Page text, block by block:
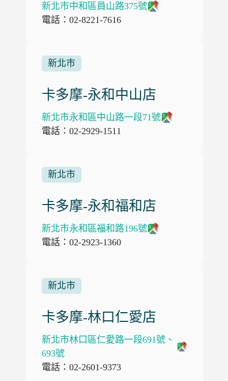
新北市中和區員山路375號
電話：02-8221-7616
新北市
卡多摩-永和中山店
新北市永和區中山路一段71號
電話：02-2929-1511
新北市
卡多摩-永和福和店
新北市永和區福和路196號
電話：02-2923-1360
新北市
卡多摩-林口仁愛店
新北市林口區仁愛路一段691號、
693號
電話：02-2601-9373